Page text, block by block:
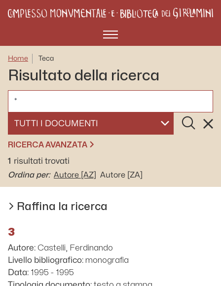
Menù
Home Teca
Risultato della ricerca
SELEZIONA UN DOCUMENTO
Cerca
RICERCA AVANZATA
1 risultati trovati
Ordina per: Autore [AZ] Autore [ZA]
Raffina la ricerca
3
Autore: Castelli, Ferdinando
Livello bibliografico: monografia
Data: 1995 - 1995